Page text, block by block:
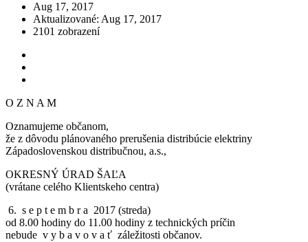
Aug 17, 2017
Aktualizované: Aug 17, 2017
2101 zobrazení
O Z N A M
Oznamujeme občanom,
že z dôvodu plánovaného prerušenia distribúcie elektriny
Západoslovenskou distribučnou, a.s.,
OKRESNÝ ÚRAD ŠAĽA
(vrátane celého Klientskeho centra)
6. s e p t e m b r a 2017 (streda)
od 8.00 hodiny do 11.00 hodiny z technických príčin
nebude v y b a v o v a ť záležitosti občanov.